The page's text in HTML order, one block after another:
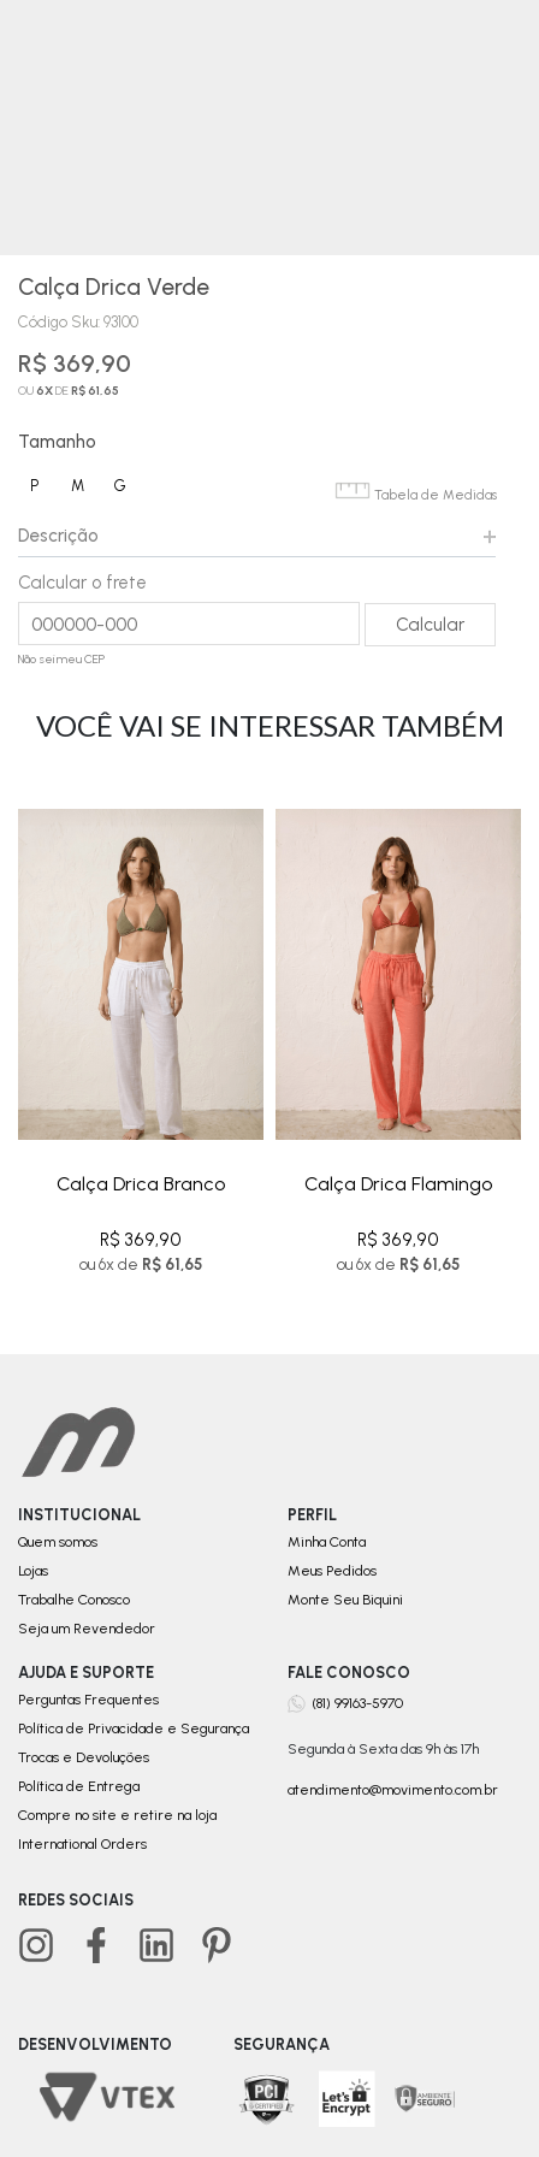
Calça Drica Verde
Código Sku: 93100
R$ 369,90
OU6XDER$ 61,65
Tamanho
P M G
Tabela de Medidas
Descrição
Calcular o frete
Não sei meu CEP
VOCÊ VAI SE INTERESSAR TAMBÉM
Calça Drica Branco
R$ 369,90
ou 6x de R$ 61,65
Calça Drica Flamingo
R$ 369,90
ou 6x de R$ 61,65
INSTITUCIONAL
Quem somos
Lojas
Trabalhe Conosco
Seja um Revendedor
PERFIL
Minha Conta
Meus Pedidos
Monte Seu Biquini
AJUDA E SUPORTE
Perguntas Frequentes
Política de Privacidade e Segurança
Trocas e Devoluções
Política de Entrega
Compre no site e retire na loja
International Orders
FALE CONOSCO
(81) 99163-5970
Segunda à Sexta das 9h às 17h
atendimento@movimento.com.br
REDES SOCIAIS
DESENVOLVIMENTO SEGURANÇA